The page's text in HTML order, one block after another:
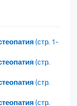
(стр. 1-
(стр.
(стр.
(стр.